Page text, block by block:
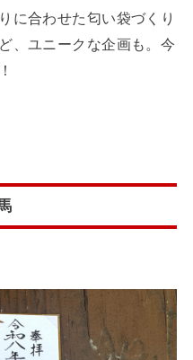
に合わせた匂い袋づくり
、ユニークな企画も。今